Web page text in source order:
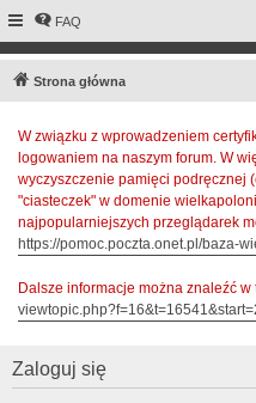
FAQ
Strona główna
W związku z wprowadzeniem
logowaniem na naszym forum. W
wyczyszczenie pamięci podręcznej
"ciasteczek" w domenie
najpopularniejszych przeglądarek
https://pomoc.poczta.onet.pl/baza-
Dalsze informacje można znaleźć w
Zaloguj się